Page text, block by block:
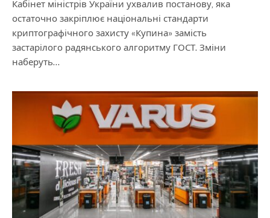
Кабінет міністрів України ухвалив постанову, яка
остаточно закріплює національні стандарти
криптографічного захисту «Купина» замість
застарілого радянського алгоритму ГОСТ. Зміни
наберуть…